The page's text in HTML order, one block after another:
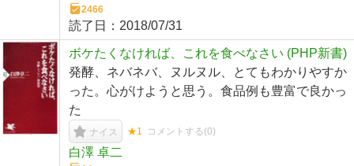
2466
読了日： 2018/07/31
ボケたくなければ、これを食べなさい (PHP新書)
発酵、ネバネバ、ヌルヌル、とてもわかりやすか
った。心がけようと思う。食品例も豊富で良かっ
た
ナイス ★1 コメントする(0)
白澤 卓二